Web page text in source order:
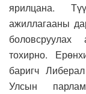
ярилцана.
ажиллагааны
тохирно.
баригч
Улсын